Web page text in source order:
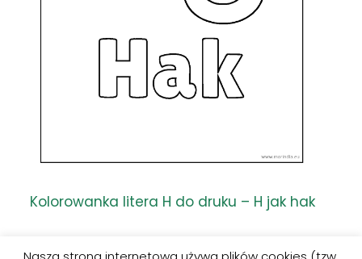
Kolorowanka litera H do druku – H jak hak